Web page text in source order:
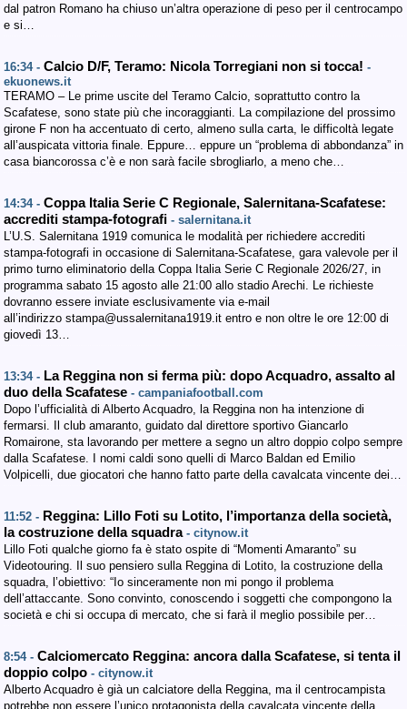
dal patron Romano ha chiuso un’altra operazione di peso per il centrocampo
e si…
16:34 - Calcio D/F, Teramo: Nicola Torregiani non si tocca! -
ekuonews.it
TERAMO – Le prime uscite del Teramo Calcio, soprattutto contro la
Scafatese, sono state più che incoraggianti. La compilazione del prossimo
girone F non ha accentuato di certo, almeno sulla carta, le difficoltà legate
all’auspicata vittoria finale. Eppure… eppure un “problema di abbondanza” in
casa biancorossa c’è e non sarà facile sbrogliarlo, a meno che…
14:34 - Coppa Italia Serie C Regionale, Salernitana-Scafatese:
accrediti stampa-fotografi - salernitana.it
L’U.S. Salernitana 1919 comunica le modalità per richiedere accrediti
stampa-fotografi in occasione di Salernitana-Scafatese, gara valevole per il
primo turno eliminatorio della Coppa Italia Serie C Regionale 2026/27, in
programma sabato 15 agosto alle 21:00 allo stadio Arechi. Le richieste
dovranno essere inviate esclusivamente via e-mail
all’indirizzo stampa@ussalernitana1919.it entro e non oltre le ore 12:00 di
giovedì 13…
13:34 - La Reggina non si ferma più: dopo Acquadro, assalto al
duo della Scafatese - campaniafootball.com
Dopo l’ufficialità di Alberto Acquadro, la Reggina non ha intenzione di
fermarsi. Il club amaranto, guidato dal direttore sportivo Giancarlo
Romairone, sta lavorando per mettere a segno un altro doppio colpo sempre
dalla Scafatese. I nomi caldi sono quelli di Marco Baldan ed Emilio
Volpicelli, due giocatori che hanno fatto parte della cavalcata vincente dei…
11:52 - Reggina: Lillo Foti su Lotito, l’importanza della società,
la costruzione della squadra - citynow.it
Lillo Foti qualche giorno fa è stato ospite di “Momenti Amaranto” su
Videotouring. Il suo pensiero sulla Reggina di Lotito, la costruzione della
squadra, l’obiettivo: “Io sinceramente non mi pongo il problema
dell’attaccante. Sono convinto, conoscendo i soggetti che compongono la
società e chi si occupa di mercato, che si farà il meglio possibile per…
8:54 - Calciomercato Reggina: ancora dalla Scafatese, si tenta il
doppio colpo - citynow.it
Alberto Acquadro è già un calciatore della Reggina, ma il centrocampista
potrebbe non essere l’unico protagonista della cavalcata vincente della